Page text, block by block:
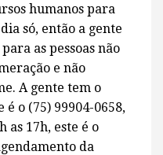
humanos para
só, então a gente
as pessoas não
e não
A gente tem o
o (75) 99904-0658,
as 17h, este é o
da